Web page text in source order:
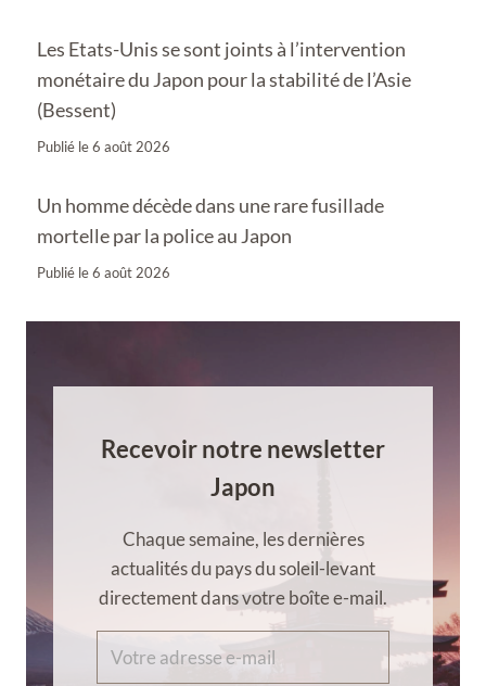
Les Etats-Unis se sont joints à l’intervention
monétaire du Japon pour la stabilité de l’Asie
(Bessent)
Publié le6 août 2026
Un homme décède dans une rare fusillade
mortelle par la police au Japon
Publié le6 août 2026
Recevoir notre newsletter
Japon
Chaque semaine, les dernières
actualités du pays du soleil-levant
directement dans votre boîte e-mail.